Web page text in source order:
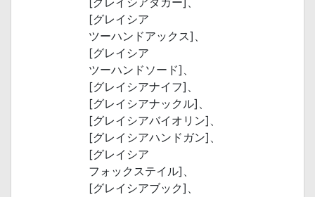
[グレイシア
ツーハンドアックス]、
[グレイシア
ツーハンドソード]、
[グレイシアナイフ]、
[グレイシアナックル]、
[グレイシアバイオリン]、
[グレイシアハンドガン]、
[グレイシア
フォックステイル]、
[グレイシアブック]、